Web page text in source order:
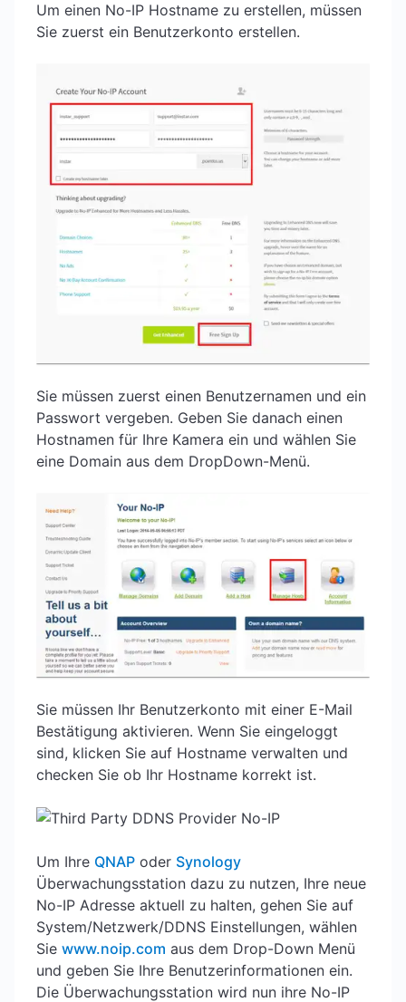
Um einen No-IP Hostname zu erstellen, müssen
Sie zuerst ein Benutzerkonto erstellen.
Sie müssen zuerst einen Benutzernamen und ein
Passwort vergeben. Geben Sie danach einen
Hostnamen für Ihre Kamera ein und wählen Sie
eine Domain aus dem DropDown-Menü.
Sie müssen Ihr Benutzerkonto mit einer E-Mail
Bestätigung aktivieren. Wenn Sie eingeloggt
sind, klicken Sie auf Hostname verwalten und
checken Sie ob Ihr Hostname korrekt ist.
Um Ihre QNAP oder Synology
Überwachungsstation dazu zu nutzen, Ihre neue
No-IP Adresse aktuell zu halten, gehen Sie auf
System/Netzwerk/DDNS Einstellungen, wählen
Sie www.noip.com aus dem Drop-Down Menü
und geben Sie Ihre Benutzerinformationen ein.
Die Überwachungsstation wird nun ihre No-IP